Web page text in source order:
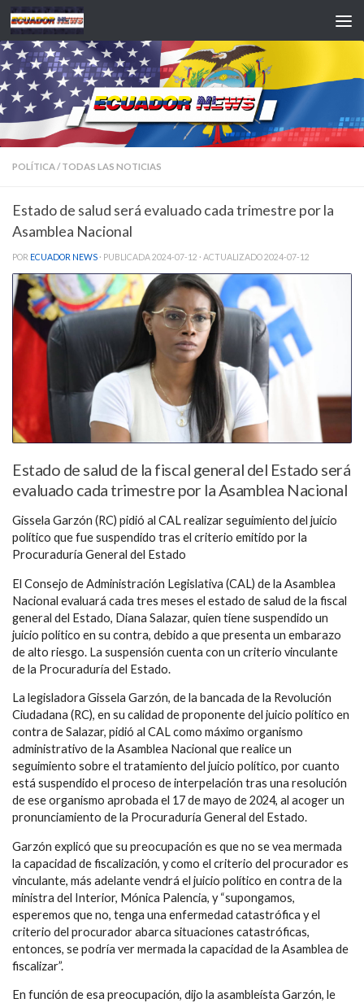
Saltar al contenido
POLÍTICA/ TODAS LAS NOTICIAS
Estado de salud será evaluado cada trimestre por la
Asamblea Nacional
POR ECUADOR NEWS · PUBLICADA2024-07-12 · ACTUALIZADO2024-07-12
Estado de salud de la fiscal general del Estado será
evaluado cada trimestre por la Asamblea Nacional
Gissela Garzón (RC) pidió al CAL realizar seguimiento del juicio
político que fue suspendido tras el criterio emitido por la
Procuraduría General del Estado
El Consejo de Administración Legislativa (CAL) de la Asamblea
Nacional evaluará cada tres meses el estado de salud de la fiscal
general del Estado, Diana Salazar, quien tiene suspendido un
juicio político en su contra, debido a que presenta un embarazo
de alto riesgo. La suspensión cuenta con un criterio vinculante
de la Procuraduría del Estado.
La legisladora Gissela Garzón, de la bancada de la Revolución
Ciudadana (RC), en su calidad de proponente del juicio político en
contra de Salazar, pidió al CAL como máximo organismo
administrativo de la Asamblea Nacional que realice un
seguimiento sobre el tratamiento del juicio político, por cuanto
está suspendido el proceso de interpelación tras una resolución
de ese organismo aprobada el 17 de mayo de 2024, al acoger un
pronunciamiento de la Procuraduría General del Estado.
Garzón explicó que su preocupación es que no se vea mermada
la capacidad de fiscalización, y como el criterio del procurador es
vinculante, más adelante vendrá el juicio político en contra de la
ministra del Interior, Mónica Palencia, y “supongamos,
esperemos que no, tenga una enfermedad catastrófica y el
criterio del procurador abarca situaciones catastróficas,
entonces, se podría ver mermada la capacidad de la Asamblea de
fiscalizar”.
En función de esa preocupación, dijo la asambleísta Garzón, le